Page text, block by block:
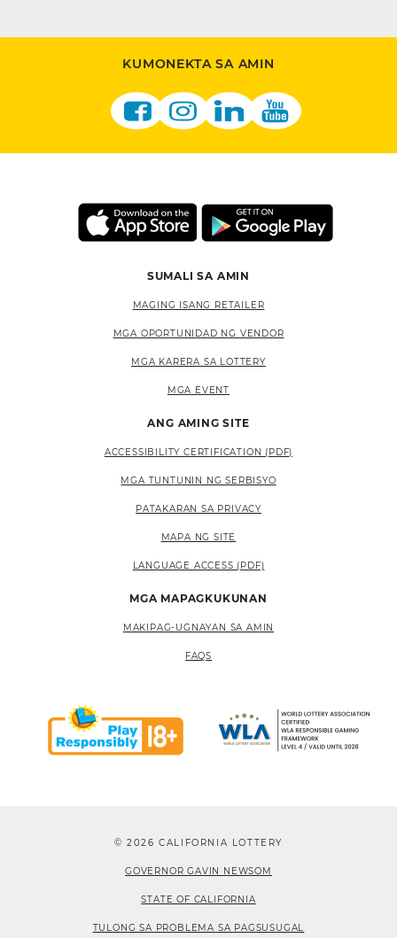
KUMONEKTA SA AMIN
SUMALI SA AMIN
MAGING ISANG RETAILER
MGA OPORTUNIDAD NG VENDOR
MGA KARERA SA LOTTERY
MGA EVENT
ANG AMING SITE
ACCESSIBILITY CERTIFICATION (PDF)
MGA TUNTUNIN NG SERBISYO
PATAKARAN SA PRIVACY
MAPA NG SITE
LANGUAGE ACCESS (PDF)
MGA MAPAGKUKUNAN
MAKIPAG-UGNAYAN SA AMIN
FAQS
© 2026 CALIFORNIA LOTTERY
GOVERNOR GAVIN NEWSOM
STATE OF CALIFORNIA
TULONG SA PROBLEMA SA PAGSUSUGAL